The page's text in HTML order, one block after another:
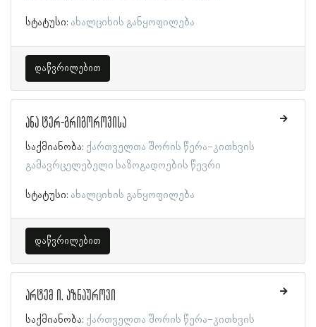
სტატუსი: ახალციხის განყოფილება
დაწვრილებით
ანა ტერ-გრიგოროვისა
საქმიანობა: ქართველთა შორის წერა-კითხვის
გამავრცელებელი საზოგადოების წევრი
სტატუსი: ახალციხის განყოფილება
დაწვრილებით
არტემ ი. აზნაუროვი
საქმიანობა: ქართველთა შორის წერა-კითხვის